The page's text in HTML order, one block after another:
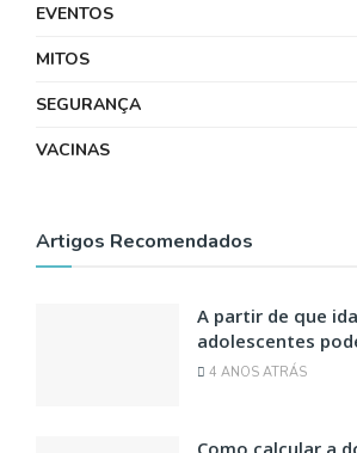
EVENTOS
MITOS
SEGURANÇA
VACINAS
Artigos Recomendados
A partir de que
adolescentes
4 ANOS ATRÁS
Como calcular a